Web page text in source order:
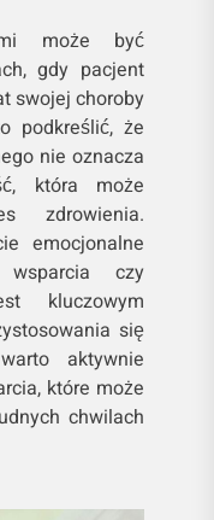
może być
gdy pacjent
swojej choroby
podkreślić, że
nie oznacza
która może
zdrowienia.
emocjonalne
czy
kluczowym
się
aktywnie
które może
chwilach